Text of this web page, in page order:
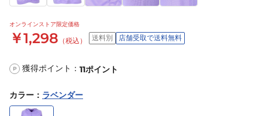
オンラインストア限定価格
￥1,298 （税込） 送料別 店舗受取で送料無料
P 獲得ポイント： 11ポイント
カラー ： ラベンダー